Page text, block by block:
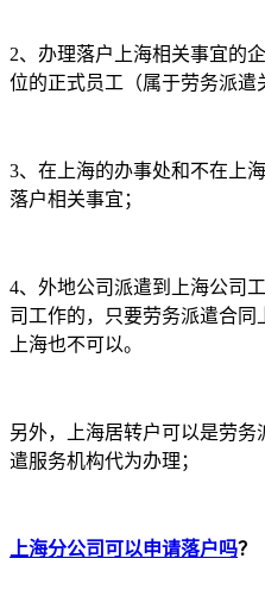
2、办理落户上海相关事宜的
位的正式员工（属于劳务派遣
3、在上海的办事处和不在上
落户相关事宜；
4、外地公司派遣到上海公司
司工作的，只要劳务派遣合
上海也不可以。
另外，上海居转户可以是劳
遣服务机构代为办理；
上海分公司可以申请落户吗？